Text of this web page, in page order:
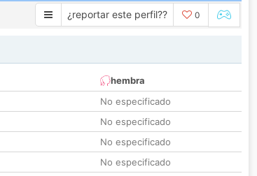
¿reportar este perfil?? 0
hembra
No especificado
No especificado
No especificado
No especificado